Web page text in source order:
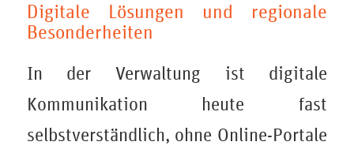
Digitale Lösungen und regionale
Besonderheiten
In der Verwaltung ist digitale
Kommunikation heute fast
selbstverständlich, ohne Online-Portale